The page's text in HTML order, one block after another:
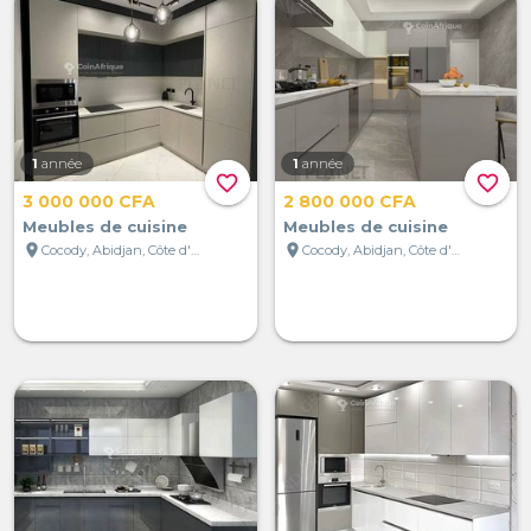
favorite_border
1 année
3 000 000 CFA
Meubles de cuisine
location_on
Cocody, Abidjan, Côte d'Ivoire
favorite_border
1 année
2 800 000 CFA
Meubles de cuisine
location_on
Cocody, Abidjan, Côte d'Ivoire